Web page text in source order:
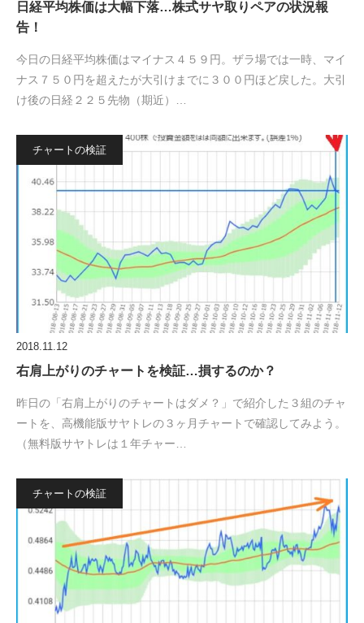
日経平均株価は大幅下落…株式サヤ取りペアの状況報
告！
今日の日経平均株価はマイナス４５９円。ザラ場では一時、マイ
ナス７５０円を超えたが大引けまでに３００円ほど戻した。大引
け後の日経２２５先物（期近）…
チャートの検証
2018.11.12
右肩上がりのチャートを検証…損するのか？
昨日の「右肩上がりのチャートはダメ？」で紹介した３組のチャ
ートを、高機能版サヤトレの３ヶ月チャートで確認してみよう。
（無料版サヤトレは１年チャー…
チャートの検証